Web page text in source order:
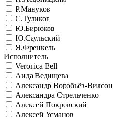
Р.Мануков
С.Туликов
Ю.Бирюков
Ю.Саульский
Я.Френкель
Исполнитель
Veronica Bell
Аида Ведищева
Александр Воробьёв-Вилсон
Александра Стрельченко
Алексей Покровский
Алексей Усманов